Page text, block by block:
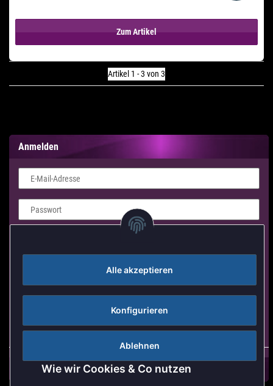
Alle akzeptieren
Konfigurieren
Ablehnen
Wie wir Cookies & Co nutzen
Zum Artikel
Artikel 1 - 3 von 3
Anmelden
E-Mail-Adresse
Passwort
Anmelden